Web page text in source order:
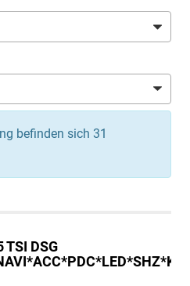
befinden sich 31
DSG